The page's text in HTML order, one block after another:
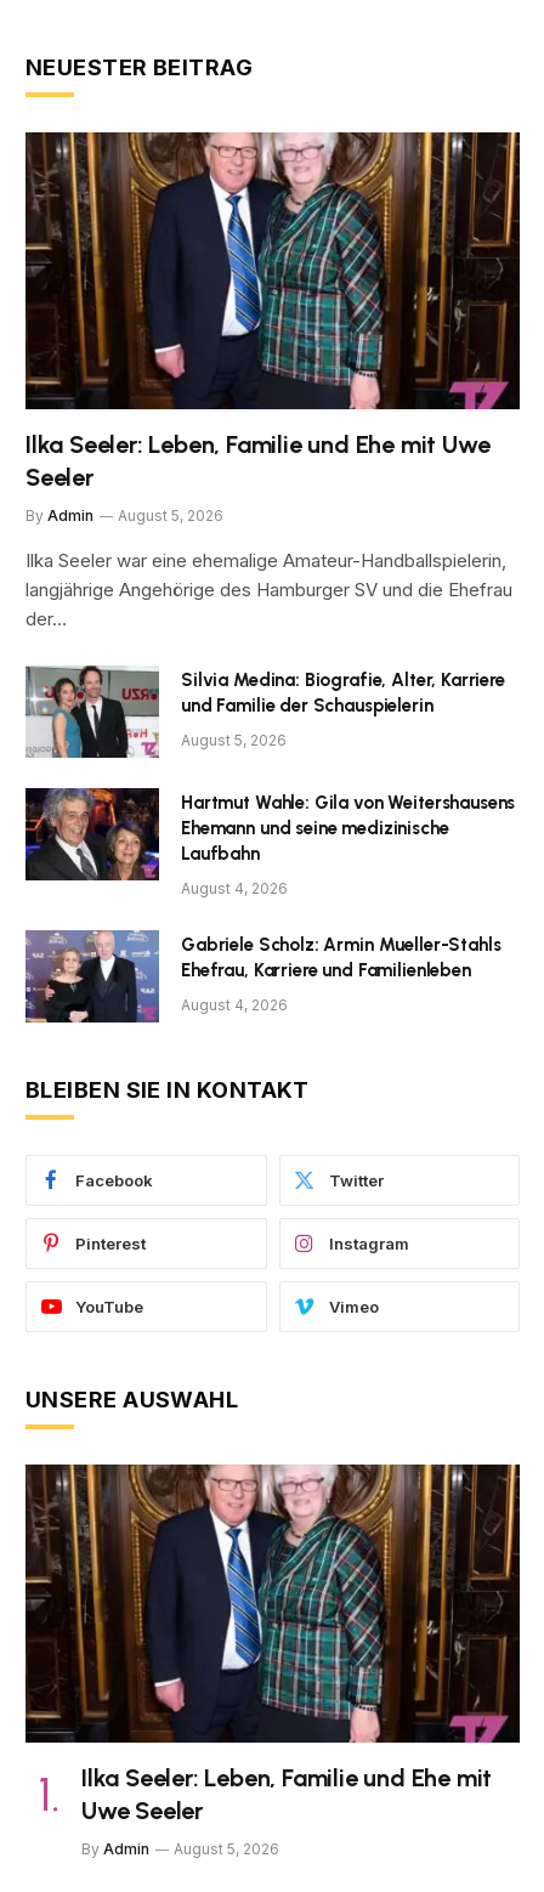
NEUESTER BEITRAG
Ilka Seeler: Leben, Familie und Ehe mit Uwe
Seeler
By Admin August 5, 2026
Ilka Seeler war eine ehemalige Amateur-Handballspielerin,
langjährige Angehörige des Hamburger SV und die Ehefrau
der…
Silvia Medina: Biografie, Alter, Karriere
und Familie der Schauspielerin
August 5, 2026
Hartmut Wahle: Gila von Weitershausens
Ehemann und seine medizinische
Laufbahn
August 4, 2026
Gabriele Scholz: Armin Mueller-Stahls
Ehefrau, Karriere und Familienleben
August 4, 2026
BLEIBEN SIE IN KONTAKT
Facebook Twitter
Pinterest Instagram
YouTube Vimeo
UNSERE AUSWAHL
Ilka Seeler: Leben, Familie und Ehe mit
Uwe Seeler
By Admin August 5, 2026